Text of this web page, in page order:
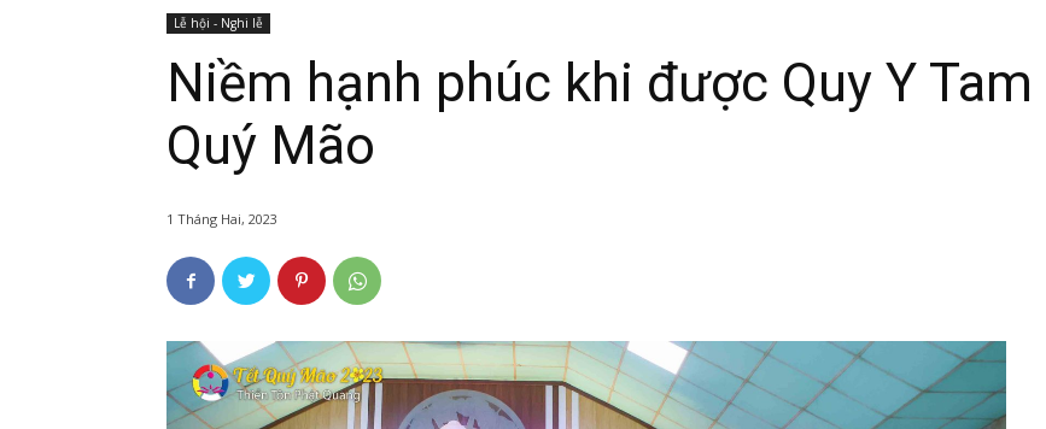
Lễ hội - Nghi lễ
Niềm hạnh phúc khi được Quy Y
Quý Mão
1 Tháng Hai, 2023